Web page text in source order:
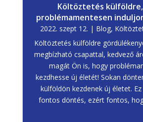
Költöztetés
problémamentesen
2022. szept 12. | Blog,
Költöztetés külföldre
megbízható csapattal, kedvező
magát Ön is, hogy
kezdhesse új életét! Sokan
külföldön kezdenek új életet.
fontos döntés, ezért fontos,